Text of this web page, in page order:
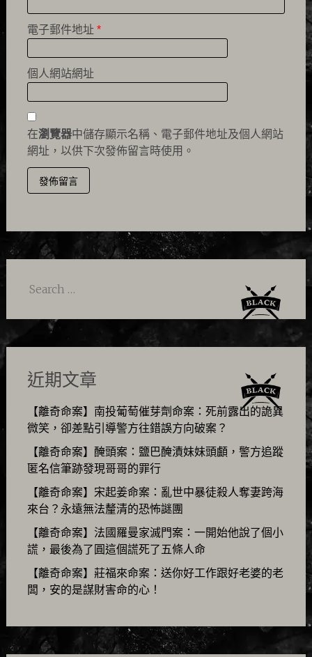
電子郵件地址 *
個人網站網址
在瀏覽器中儲存顯示名稱、電子郵件地址及個人網站
網址，以供下次發佈留言時使用。
Search
近期文章
【離奇命案】南投葡萄催芽劑命案：死前露出的詭異
微笑，卻差點引導警方往錯誤方向破案？
【離奇命案】醃頭案：鹽巴醃漬妹妹頭顱，警方追蹤
匿名信筆跡發現哥哥的罪行
【離奇命案】宋起姜命案：亂世中暴徒殺人奪妻跨海
來台？永遠無法釐清的恐怖謎團
【離奇命案】法國羅曼家滅門案：一開始他說了個小
謊，最後為了圓這個謊死了五條人命
【離奇命案】莊福來命案：送你好工作跟好老婆的老
闆，安的是謀財害命的心！